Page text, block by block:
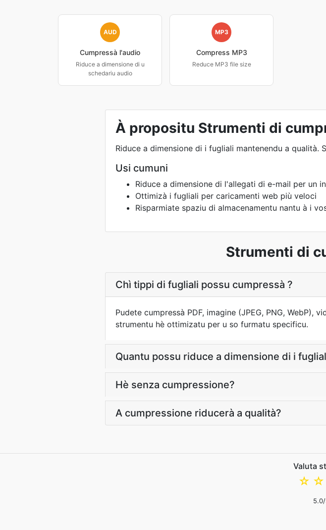
AUD
Cumpressà l'audio
Riduce a dimensione di u
schedariu audio
MP3
Compress MP3
Reduce MP3 file size
À propositu Strumenti di
Riduce a dimensione di i fugliali mantenendu a
Usi cumuni
Riduce a dimensione di l'allegati di e-mail per un
Ottimizà i fugliali per caricamenti web più veloci
Risparmiate spaziu di almacenamentu nantu à i
Strumenti di
Chì tippi di fugliali possu cumpressà ?
Pudete cumpressà PDF, imagine (JPEG, PNG, WebP),
strumentu hè ottimizatu per u so furmatu specificu.
Quantu possu riduce a dimensione di i
Hè senza cumpressione?
A cumpressione riducerà a qualità?
Valuta
☆
☆
5.0